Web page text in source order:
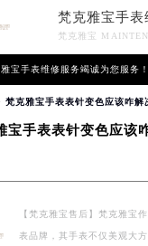
梵克雅宝手表
梵克雅宝
宝手表维修服务竭诚为您服务！
梵克雅宝手表表针变色应该咋解
宝手表表针变色应该
【梵克雅宝售后】梵克雅宝
表品牌，其手表不仅美观大